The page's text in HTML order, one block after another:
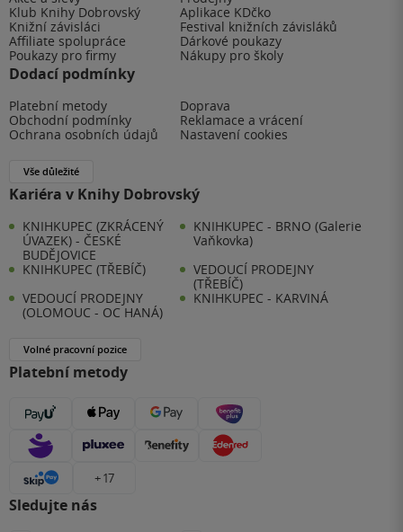
Klub Knihy Dobrovský
Aplikace KDčko
Knižní závisláci
Festival knižních závisláků
Affiliate spolupráce
Dárkové poukazy
Poukazy pro firmy
Nákupy pro školy
Dodací podmínky
Platební metody
Doprava
Obchodní podmínky
Reklamace a vrácení
Ochrana osobních údajů
Nastavení cookies
Vše důležité
Kariéra v Knihy Dobrovský
KNIHKUPEC (ZKRÁCENÝ
ÚVAZEK) - ČESKÉ
BUDĚJOVICE
KNIHKUPEC - BRNO (Galerie
Vaňkovka)
KNIHKUPEC (TŘEBÍČ)
VEDOUCÍ PRODEJNY
(TŘEBÍČ)
VEDOUCÍ PRODEJNY
(OLOMOUC - OC HANÁ)
KNIHKUPEC - KARVINÁ
Volné pracovní pozice
Platební metody
+ 17
Sledujte nás